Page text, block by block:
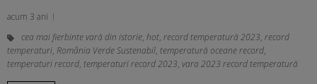
acum 3 ani
cea mai fierbinte vară din istorie, hot, record temperatură 2023, record
temperaturi, România Verde Sustenabil, temperatură oceane record,
temperaturi record, temperaturi record 2023, vara 2023 record temperatură